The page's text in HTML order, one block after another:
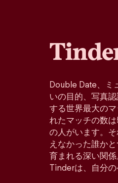
Double Date、ミ
いの目的、写真
する世界最大の
れたマッチの数
の人がいます。
えなかった誰か
育まれる深い関
Tinderは、自分の